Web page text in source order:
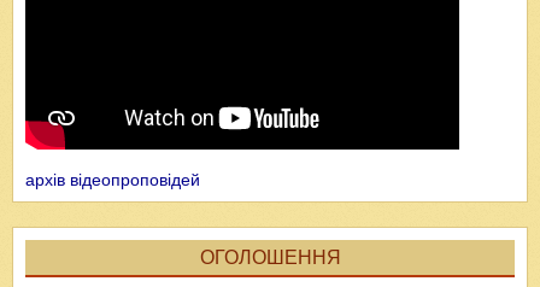
архів відеопроповідей
ОГОЛОШЕННЯ